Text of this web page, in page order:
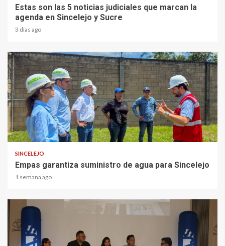
Estas son las 5 noticias judiciales que marcan la
agenda en Sincelejo y Sucre
3 días ago
1 min read
SINCELEJO
Empas garantiza suministro de agua para Sincelejo
1 semana ago